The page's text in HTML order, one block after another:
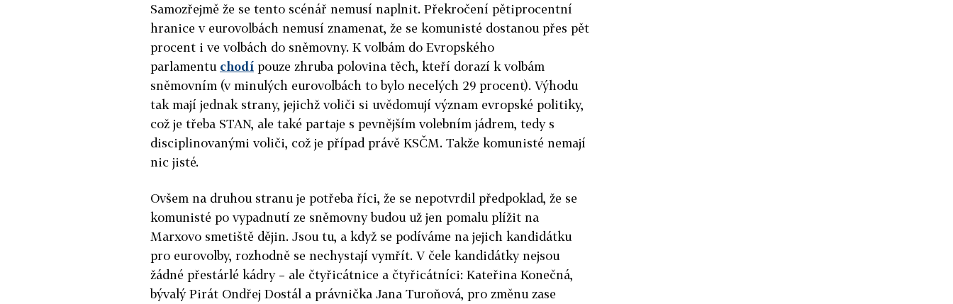
Samozřejmě že se tento scénář nemusí naplnit. Překročení pětiprocentní
hranice v eurovolbách nemusí znamenat, že se komunisté dostanou přes pět
procent i ve volbách do sněmovny. K volbám do Evropského
parlamentu chodí pouze zhruba polovina těch, kteří dorazí k volbám
sněmovním (v minulých eurovolbách to bylo necelých 29 procent). Výhodu
tak mají jednak strany, jejichž voliči si uvědomují význam evropské politiky,
což je třeba STAN, ale také partaje s pevnějším volebním jádrem, tedy s
disciplinovanými voliči, což je případ právě KSČM. Takže komunisté nemají
nic jisté.
Ovšem na druhou stranu je potřeba říci, že se nepotvrdil předpoklad, že se
komunisté po vypadnutí ze sněmovny budou už jen pomalu plížit na
Marxovo smetiště dějin. Jsou tu, a když se podíváme na jejich kandidátku
pro eurovolby, rozhodně se nechystají vymřít. V čele kandidátky nejsou
žádné přestárlé kádry – ale čtyřicátnice a čtyřicátníci: Kateřina Konečná,
bývalý Pirát Ondřej Dostál a právnička Jana Turoňová, pro změnu zase